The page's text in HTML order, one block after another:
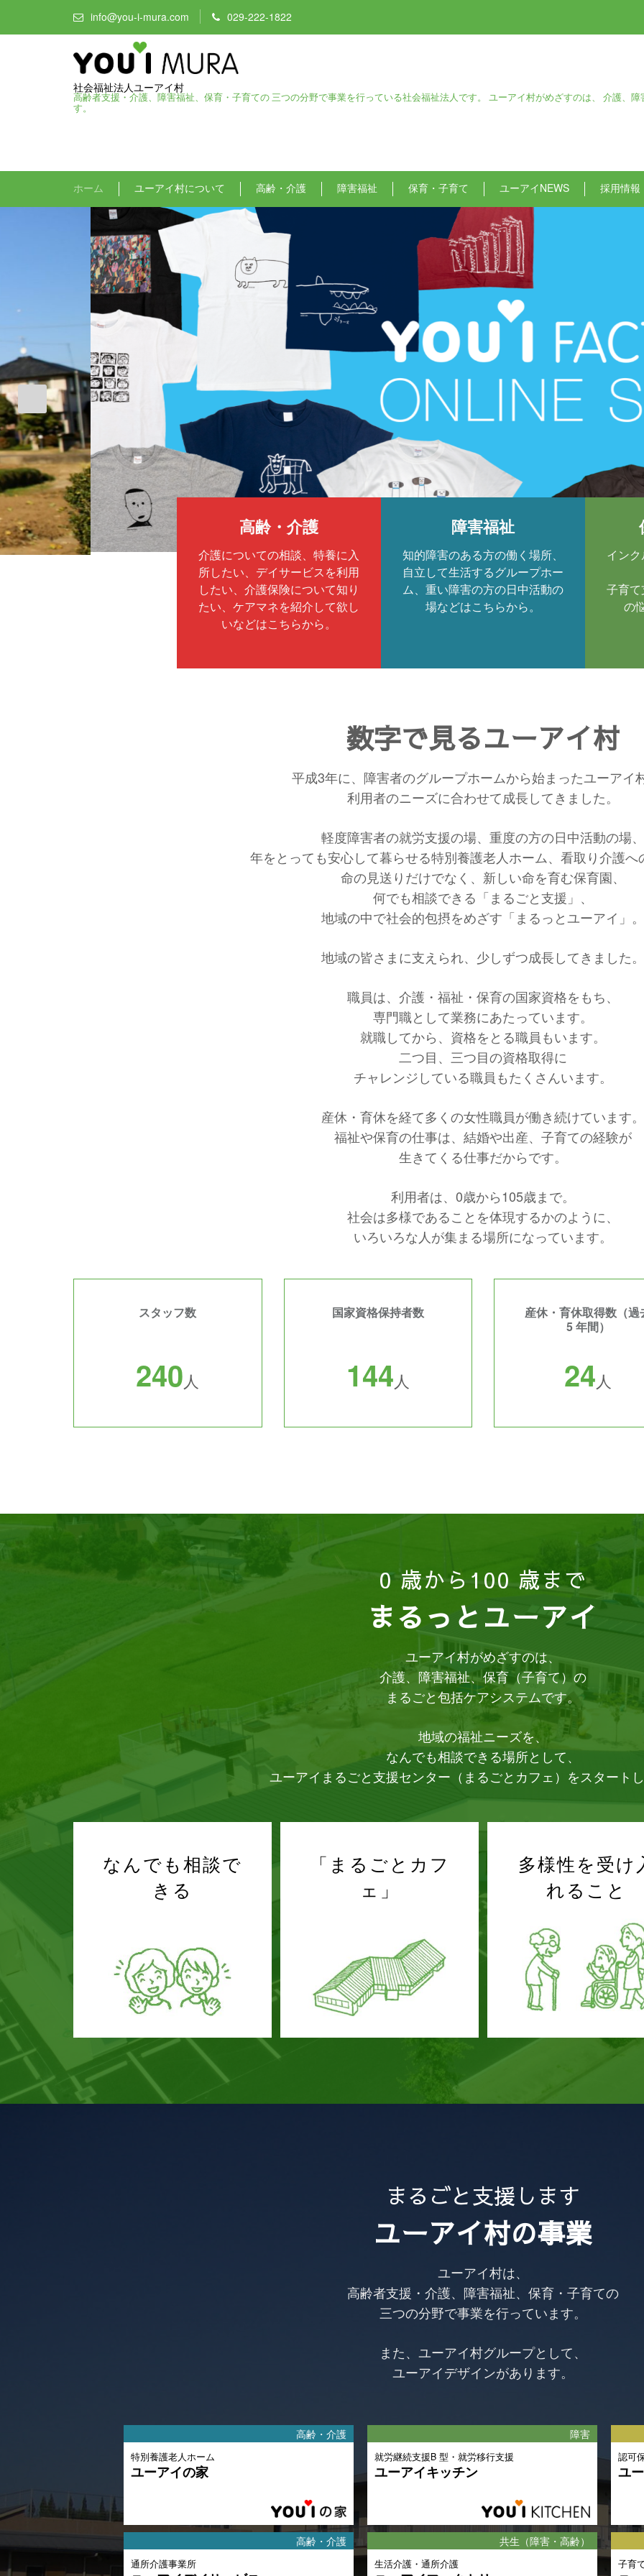
info@you-i-mura.com 029-222-1822
社会福祉法人ユーアイ村
高齢者支援・介護、障害福祉、保育・子育ての 三つの分野で事業を行っている社会福祉法人です。 ユーアイ村がめざすのは、 介護、
す。
ホーム ユーアイ村について 高齢・介護 障害福祉 保育・子育て ユーアイNEWS 採用情報
高齢・介護
介護についての相談、特養に入
所したい、デイサービスを利用
したい、介護保険について知り
たい、ケアマネを紹介して欲し
いなどはこちらから。
障害福祉
知的障害のある方の働く場所、
自立して生活するグループホー
ム、重い障害の方の日中活動の
場などはこちらから。
イン
子育
の
数字で見るユーアイ村
平成3年に、障害者のグループホームから始まったユーアイ村
利用者のニーズに合わせて成長してきました。
軽度障害者の就労支援の場、重度の方の日中活動の場、
年をとっても安心して暮らせる特別養護老人ホーム、看取り介護へ
命の見送りだけでなく、新しい命を育む保育園、
何でも相談できる「まるごと支援」、
地域の中で社会的包摂をめざす「まるっとユーアイ」。
地域の皆さまに支えられ、少しずつ成長してきました。
職員は、介護・福祉・保育の国家資格をもち、
専門職として業務にあたっています。
就職してから、資格をとる職員もいます。
二つ目、三つ目の資格取得に
チャレンジしている職員もたくさんいます。
産休・育休を経て多くの女性職員が働き続けています。
福祉や保育の仕事は、結婚や出産、子育ての経験が
生きてくる仕事だからです。
利用者は、0歳から105歳まで。
社会は多様であることを体現するかのように、
いろいろな人が集まる場所になっています。
スタッフ数
240人
国家資格保持者数
144人
産休・育休取得数（過
5 年間）
24人
まるっとユーアイ
ユーアイ村がめざすのは、
介護、障害福祉、保育（子育て）の
まるごと包括ケアシステムです。
地域の福祉ニーズを、
なんでも相談できる場所として、
ユーアイまるごと支援センター（まるごとカフェ）をスタートし
なんでも相談で
きる
「まるごとカフ
ェ」
多様性を受け
れること
ユーアイ村の事業
ユーアイ村は、
高齢者支援・介護、障害福祉、保育・子育ての
三つの分野で事業を行っています。
また、ユーアイ村グループとして、
ユーアイデザインがあります。
高齢・介護
特別養護老人ホーム
ユーアイの家
障害
就労継続支援B 型・就労移行支援
ユーアイキッチン
認可
ユ
高齢・介護
通所介護事業所
共生（障害・高齢）
生活介護・通所介護 子育